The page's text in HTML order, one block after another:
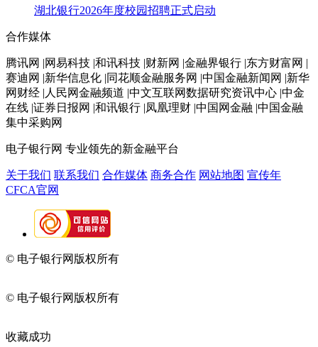
湖北银行2026年度校园招聘正式启动
合作媒体
腾讯网 |网易科技 |和讯科技 |财新网 |金融界银行 |东方财富网 |
赛迪网 |新华信息化 |同花顺金融服务网 |中国金融新闻网 |新华
网财经 |人民网金融频道 |中文互联网数据研究资讯中心 |中金
在线 |证券日报网 |和讯银行 |凤凰理财 |中国网金融 |中国金融
集中采购网
电子银行网 专业领先的新金融平台
关于我们 联系我们 合作媒体 商务合作 网站地图 宣传年
CFCA官网
© 电子银行网版权所有
© 电子银行网版权所有
收藏成功